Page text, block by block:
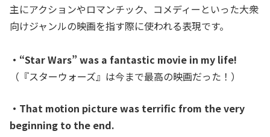
主にアクションやロマンチック、コメディーといった大衆
向けジャンルの映画を指す際に使われる表現です。
・“Star Wars” was a fantastic movie in my life!
（『スターウォーズ』は今まで最高の映画だった！）
・That motion picture was terrific from the very
beginning to the end.